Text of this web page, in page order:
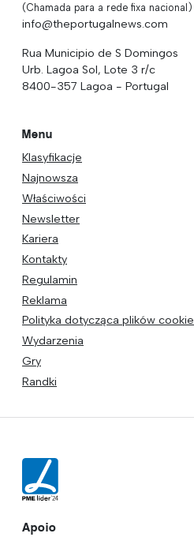
(Chamada para a rede fixa nacional)
info@theportugalnews.com
Rua Municipio de S Domingos
Urb. Lagoa Sol, Lote 3 r/c
8400-357 Lagoa - Portugal
Menu
Klasyfikacje
Najnowsza
Właściwości
Newsletter
Kariera
Kontakty
Regulamin
Reklama
Polityka dotycząca plików cookie
Wydarzenia
Gry
Randki
Apoio